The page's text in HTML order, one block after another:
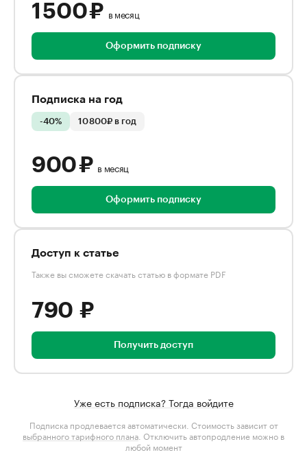
1 500 ₽ в месяц
Оформить подписку
Подписка на год
-40% 10 800₽ в год
900 ₽ в месяц
Оформить подписку
Доступ к статье
Также вы сможете скачать статью в формате PDF
790 ₽
Получить доступ
Уже есть подписка? Тогда войдите
Подписка продлевается автоматически. Стоимость зависит от
выбранного тарифного плана . Отключить автопродление можно в
любой момент